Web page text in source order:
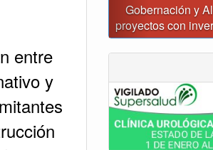
entre
y
Asumió